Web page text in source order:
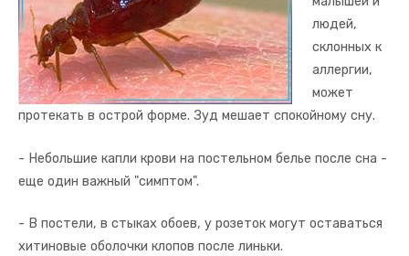
людей,
склонных к
аллергии,
может
протекать в острой форме. Зуд мешает спокойному сну.
- Небольшие капли крови на постельном белье после сна -
еще один важный "симптом".
- В постели, в стыках обоев, у розеток могут оставаться
хитиновые оболочки клопов после линьки.